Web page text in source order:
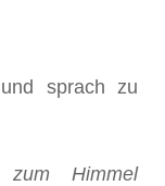
sprach zu
Himmel